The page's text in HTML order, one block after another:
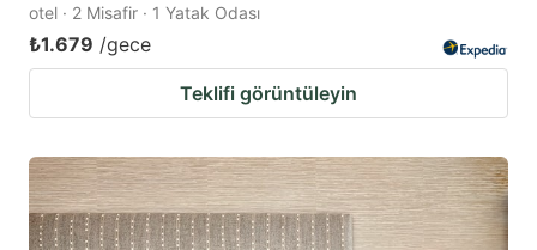
otel · 2 Misafir · 1 Yatak Odası
₺1.679 /gece
Teklifi görüntüleyin